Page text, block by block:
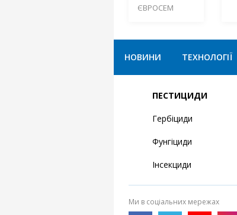
ЄВРОСЕМ
НОВИНИ ТЕХНОЛОГІЇ
ПЕСТИЦИДИ
Гербіциди
Фунгіциди
Інсекциди
Ми в соціальних мережах